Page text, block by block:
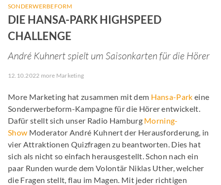
SONDERWERBEFORM
DIE HANSA-PARK HIGHSPEED
CHALLENGE
André Kuhnert spielt um Saisonkarten für die Hörer
12.10.2022 more Marketing
More Marketing hat zusammen mit dem Hansa-Park eine
Sonderwerbeform-Kampagne für die Hörer entwickelt.
Dafür stellt sich unser Radio Hamburg Morning-
Show Moderator André Kuhnert der Herausforderung, in
vier Attraktionen Quizfragen zu beantworten. Dies hat
sich als nicht so einfach herausgestellt. Schon nach ein
paar Runden wurde dem Volontär Niklas Uther, welcher
die Fragen stellt, flau im Magen. Mit jeder richtigen